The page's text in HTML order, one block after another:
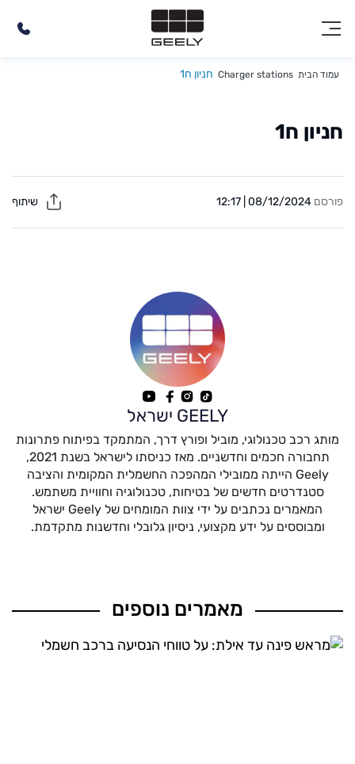
עמוד הבית Charger stations חניון ח1
חניון ח1
פורסם 08/12/2024 | 12:17
GEELY ישראל
מותג רכב טכנולוגי, מוביל ופורץ דרך, המתמקד בפיתוח פתרונות
תחבורה חכמים וחדשניים. מאז כניסתו לישראל בשנת 2021,
Geely הייתה ממובילי המהפכה החשמלית המקומית והציבה
סטנדרטים חדשים של בטיחות, טכנולוגיה וחוויית משתמש.
המאמרים נכתבים על ידי צוות המומחים של Geely ישראל
ומבוססים על ידע מקצועי, ניסיון גלובלי וחדשנות מתקדמת.
מאמרים נוספים